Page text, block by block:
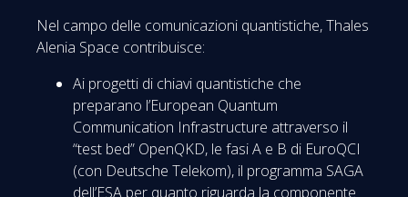
Nel campo delle comunicazioni quantistiche, Thales
Alenia Space contribuisce:
Ai progetti di chiavi quantistiche che
preparano l’European Quantum
Communication Infrastructure attraverso il
“test bed” OpenQKD, le fasi A e B di EuroQCI
(con Deutsche Telekom), il programma SAGA
dell’ESA per quanto riguarda la componente